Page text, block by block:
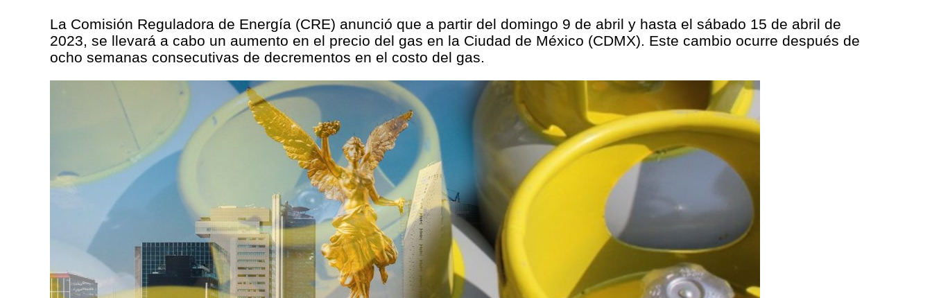
La Comisión Reguladora de Energía (CRE) anunció que a partir del domingo 9 de abril y hasta el sábado 15 de abril de
2023, se llevará a cabo un aumento en el precio del gas en la Ciudad de México (CDMX). Este cambio ocurre después de
ocho semanas consecutivas de decrementos en el costo del gas.